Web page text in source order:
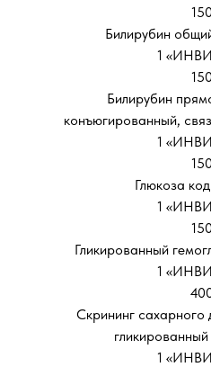
Билирубин
1
Билирубин
конъюгированный,
1
Глюкоза
1
Гликированный
1
Скрининг сахарного
1